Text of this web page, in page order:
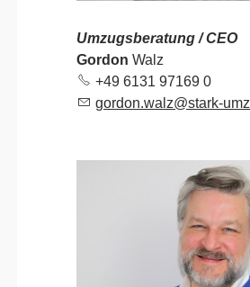
Umzugsberatung / CEO
Gordon Walz
+49 6131 97169 0
g
rd n w lz st rk- mz